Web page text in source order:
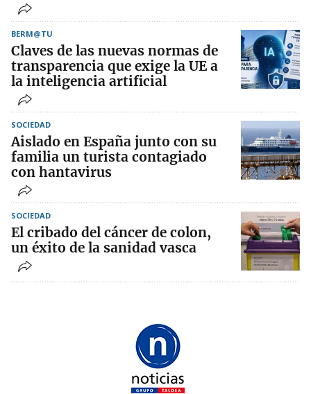
BERM@TU
Claves de las nuevas normas de
transparencia que exige la UE a
la inteligencia artificial
SOCIEDAD
Aislado en España junto con su
familia un turista contagiado
con hantavirus
SOCIEDAD
El cribado del cáncer de colon,
un éxito de la sanidad vasca